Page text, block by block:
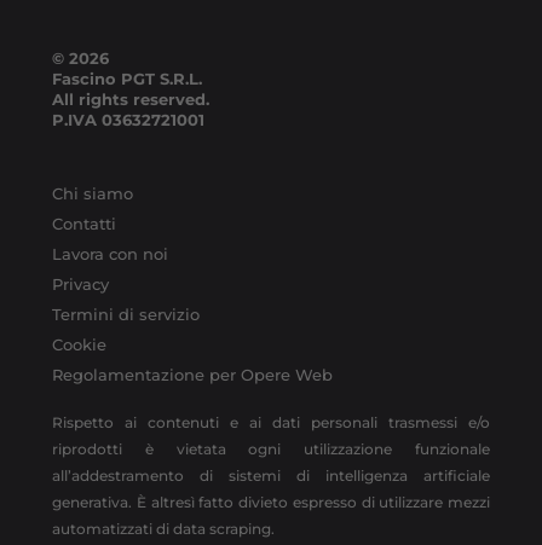
© 2026
Fascino PGT S.R.L.
All rights reserved.
P.IVA 03632721001
Chi siamo
Contatti
Lavora con noi
Privacy
Termini di servizio
Cookie
Regolamentazione per Opere Web
Rispetto ai contenuti e ai dati personali trasmessi e/o
riprodotti è vietata ogni utilizzazione funzionale
all’addestramento di sistemi di intelligenza artificiale
generativa. È altresì fatto divieto espresso di utilizzare mezzi
automatizzati di data scraping.